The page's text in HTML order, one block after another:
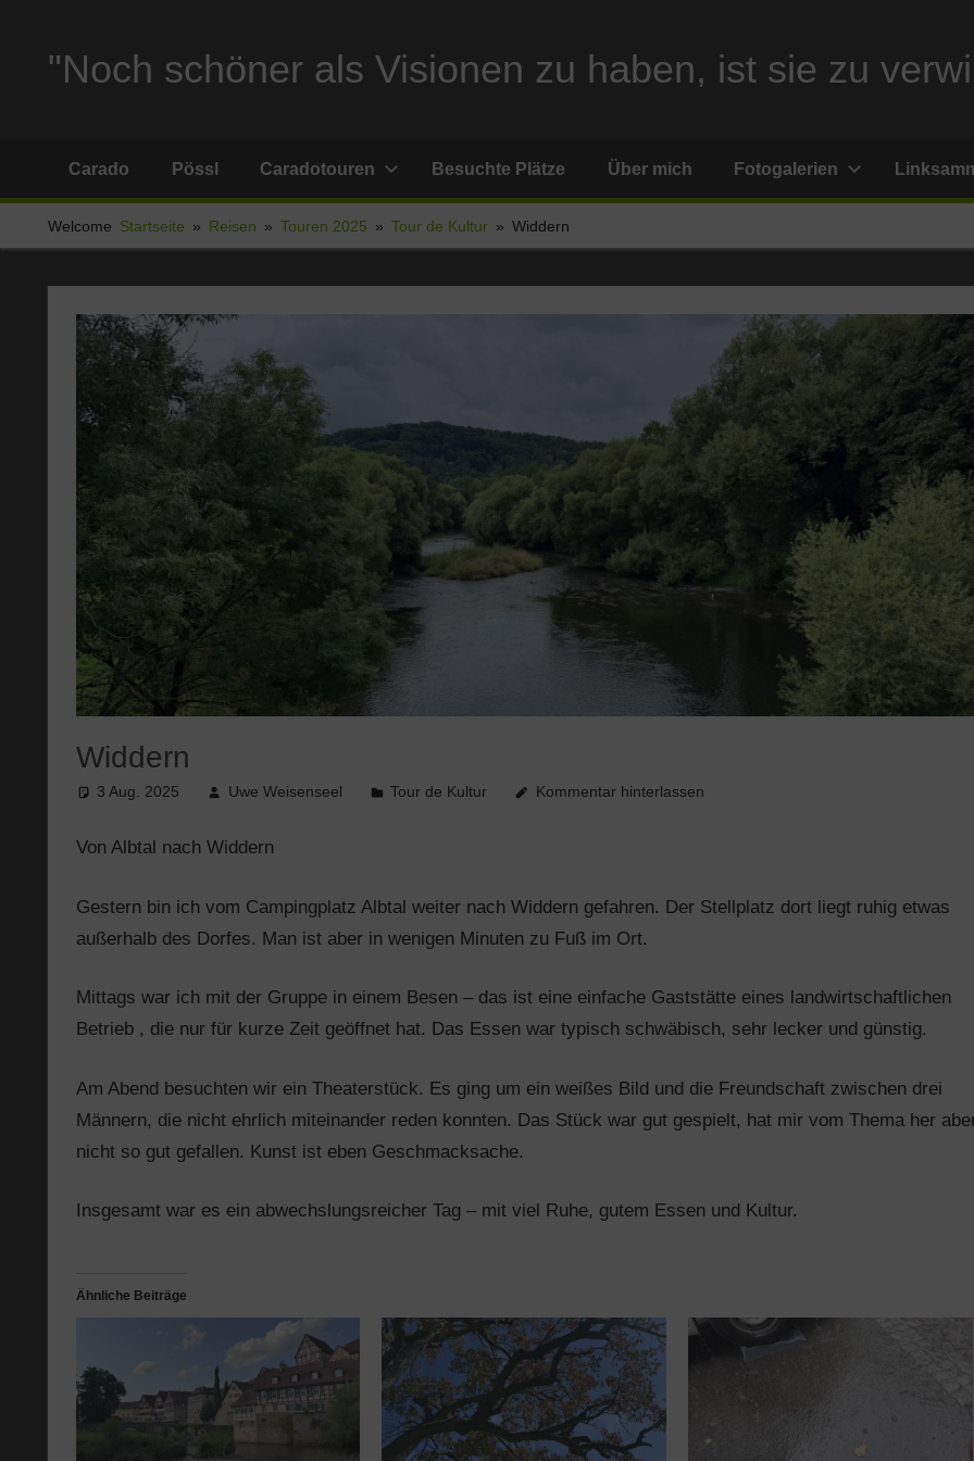
springen"Noch schöner als Visionen zu haben, ist sie zu
Stellplatzberichte
und
alles
rund
Ferien
Wohnmobil
Carado Pössl Caradotouren Besuchte Plätze Über mich Fotogalerien
Welcome Startseite Reisen Touren 2025 Tour de Kultur Widdern
Widdern
3 Aug. 2025 Uwe Weisenseel Tour de Kultur Kommentar hinterlassen
Von Albtal nach Widdern
Gestern bin ich vom Campingplatz Albtal weiter nach Widdern gefahren. Der Stellplatz dort liegt ruhig etwas
außerhalb des Dorfes. Man ist aber in wenigen Minuten zu Fuß im Ort.
Mittags war ich mit der Gruppe in einem Besen – das ist eine einfache Gaststätte eines landwirtschaftlichen
Betrieb , die nur für kurze Zeit geöffnet hat. Das Essen war typisch schwäbisch, sehr lecker und günstig.
Am Abend besuchten wir ein Theaterstück. Es ging um ein weißes Bild und die Freundschaft zwischen drei
Männern, die nicht ehrlich miteinander reden konnten. Das Stück war gut gespielt, hat mir vom Thema her
nicht so gut gefallen. Kunst ist eben Geschmacksache.
Insgesamt war es ein abwechslungsreicher Tag – mit viel Ruhe, gutem Essen und Kultur.
Ähnliche Beiträge